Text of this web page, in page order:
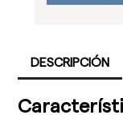
DESCRIPCIÓN